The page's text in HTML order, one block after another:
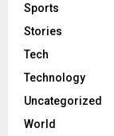
Sports
Stories
Tech
Technology
Uncategorized
World